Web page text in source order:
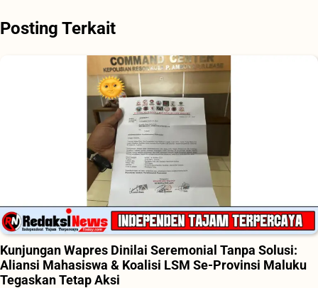
Posting Terkait
Kunjungan Wapres Dinilai Seremonial Tanpa Solusi:
Aliansi Mahasiswa & Koalisi LSM Se-Provinsi Maluku
Tegaskan Tetap Aksi